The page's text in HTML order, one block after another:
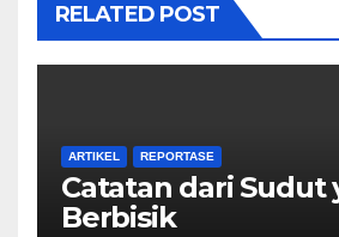
RELATED POST
ARTIKEL REPORTASE
Catatan dari Sudut
Berbisik